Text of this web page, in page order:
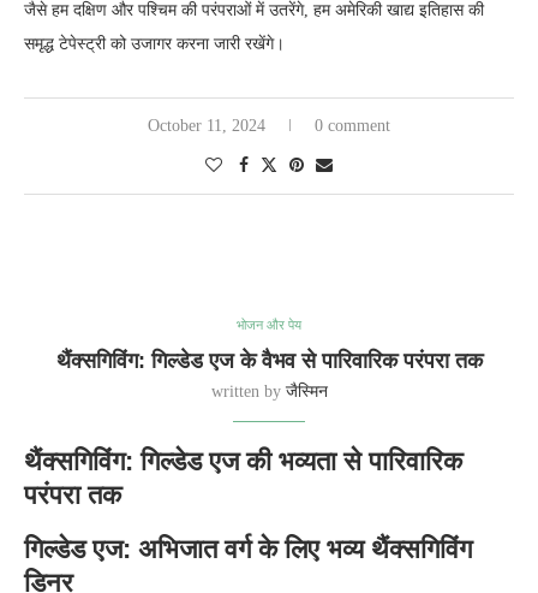
जैसे हम दक्षिण और पश्चिम की परंपराओं में उतरेंगे, हम अमेरिकी खाद्य इतिहास की
समृद्ध टेपेस्ट्री को उजागर करना जारी रखेंगे।
October 11, 2024 0 comment
भोजन और पेय
थैंक्सगिविंग: गिल्डेड एज के वैभव से पारिवारिक परंपरा तक
written by जैस्मिन
थैंक्सगिविंग: गिल्डेड एज की भव्यता से पारिवारिक
परंपरा तक
गिल्डेड एज: अभिजात वर्ग के लिए भव्य थैंक्सगिविंग
डिनर